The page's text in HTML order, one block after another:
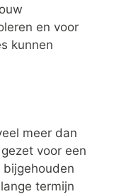
en voor
kunnen
meer dan
voor een
termijn